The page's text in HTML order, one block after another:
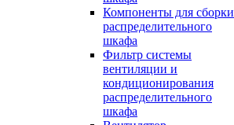
Компоненты для сборки
распределительного
шкафа
Фильтр системы
вентиляции и
кондиционирования
распределительного
шкафа